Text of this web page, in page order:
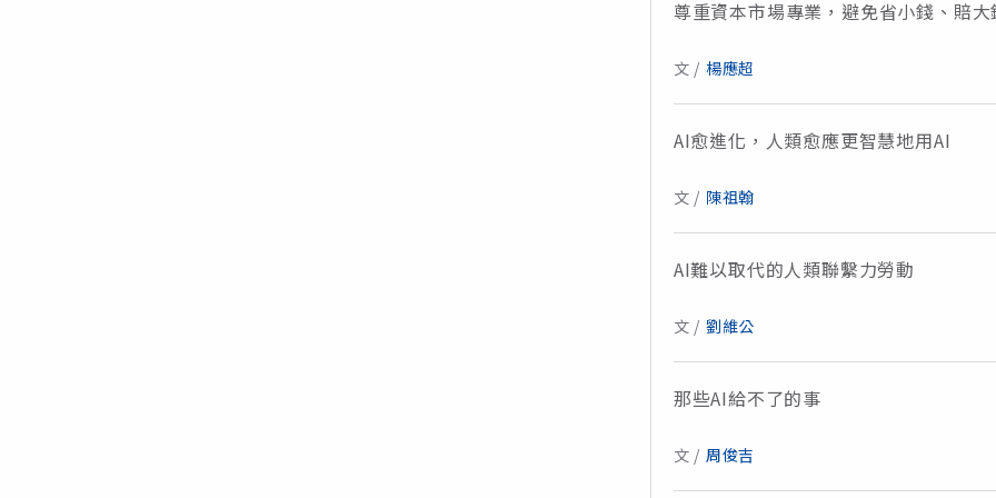
尊重資本市場專業，避免省小錢、賠大
文 / 楊應超
AI愈進化，人類愈應更智慧地用AI
文 / 陳祖翰
AI難以取代的人類聯繫力勞動
文 / 劉維公
那些AI給不了的事
文 / 周俊吉